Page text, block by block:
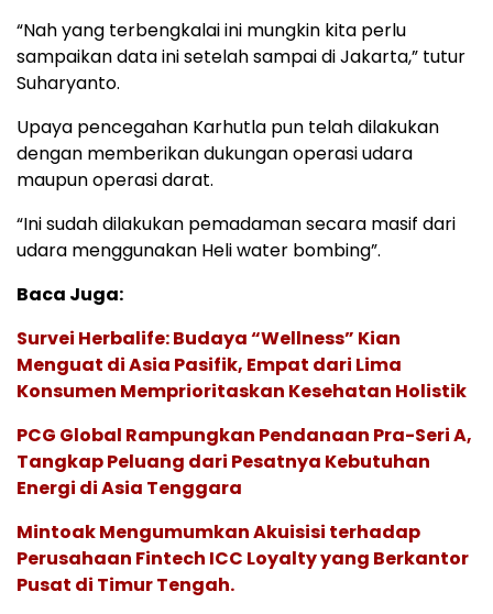
“Nah yang terbengkalai ini mungkin kita perlu
sampaikan data ini setelah sampai di Jakarta,” tutur
Suharyanto.
Upaya pencegahan Karhutla pun telah dilakukan
dengan memberikan dukungan operasi udara
maupun operasi darat.
“Ini sudah dilakukan pemadaman secara masif dari
udara menggunakan Heli water bombing”.
Baca Juga:
Survei Herbalife: Budaya “Wellness” Kian
Menguat di Asia Pasifik, Empat dari Lima
Konsumen Memprioritaskan Kesehatan Holistik
PCG Global Rampungkan Pendanaan Pra-Seri A,
Tangkap Peluang dari Pesatnya Kebutuhan
Energi di Asia Tenggara
Mintoak Mengumumkan Akuisisi terhadap
Perusahaan Fintech ICC Loyalty yang Berkantor
Pusat di Timur Tengah.